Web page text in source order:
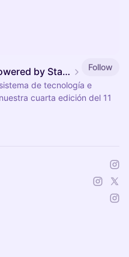
Ecuador Tech Week® powered by Startup Grind🚀
Follow
de tecnología e
cuarta edición del 11